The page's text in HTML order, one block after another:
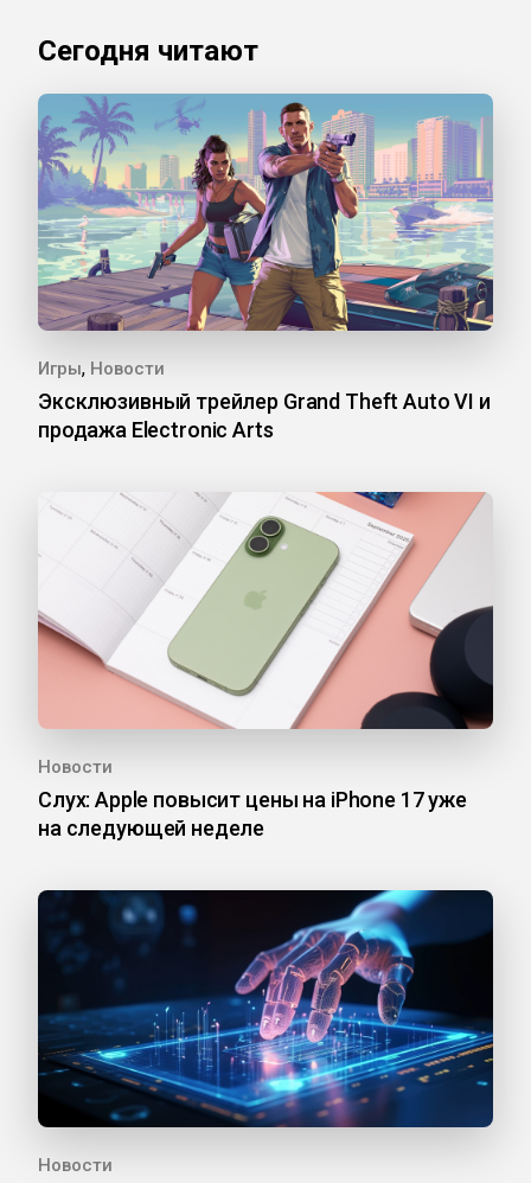
Сегодня читают
Игры, Новости
Эксклюзивный трейлер Grand Theft Auto VI и
продажа Electronic Arts
Новости
Слух: Apple повысит цены на iPhone 17 уже
на следующей неделе
Новости